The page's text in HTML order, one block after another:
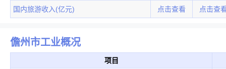
国内旅游收入(亿元) 点击查看 点击查
儋州市工业概况
项目